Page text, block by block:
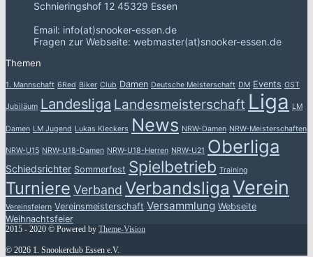
Schnieringshof 12 45329 Essen
Email: info(at)snooker-essen.de
Fragen zur Webseite: webmaster(at)snooker-essen.de
Themen
1. Mannschaft 6Red Biker Club Damen Deutsche Meisterschaft DM Events GST
Jubiläum Landesliga Landesmeisterschaft Liga LM
Damen LM Jugend Lukas Kleckers News NRW-Damen NRW-Meisterschaften
NRW-U15 NRW-U18-Damen NRW-U18-Herren NRW-U21 Oberliga
Schiedsrichter Sommerfest Spielbetrieb Training
Turniere Verband Verbandsliga Verein
Vereinsfeiern Vereinsmeisterschaft Versammlung Webseite
Weihnachtsfeier
2015 - 2020 © Powered by Theme-Vision
© 2026 1. Snookerclub Essen e.V.